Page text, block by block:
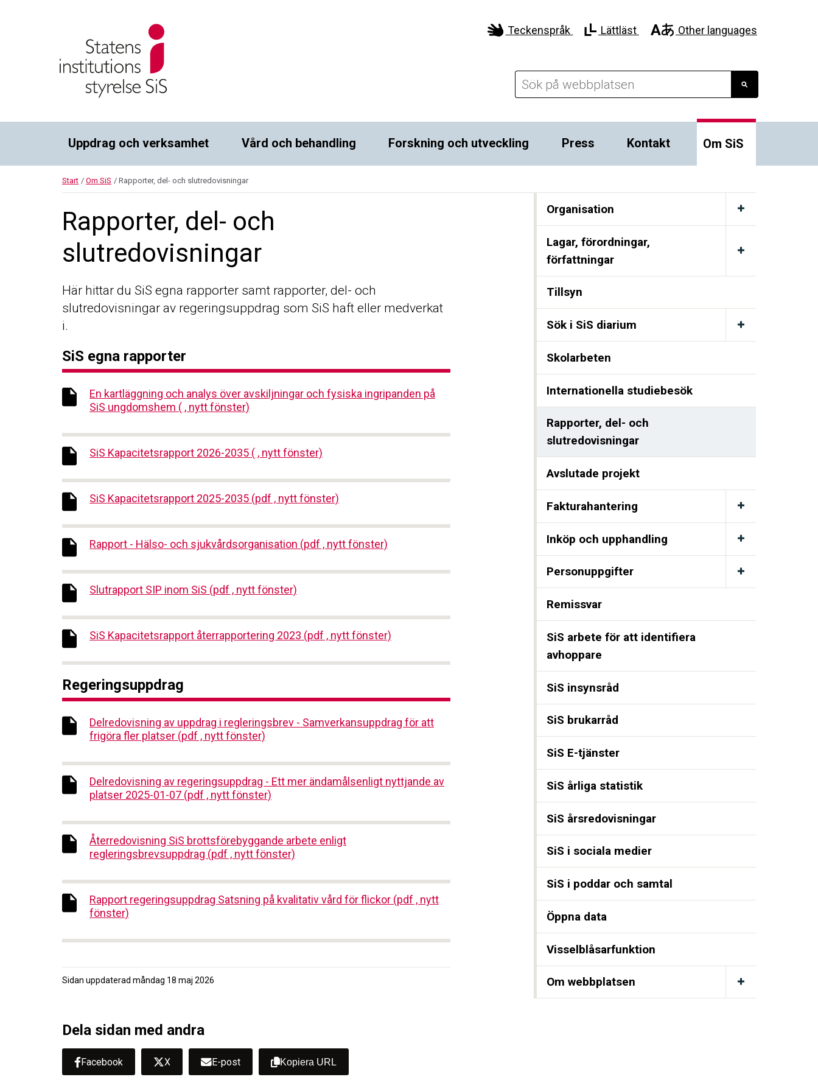
Teckenspråk Lättläst Other languages
Uppdrag och verksamhet Vård och behandling Forskning och utveckling Press Kontakt Om SiS
Start / Om SiS / Rapporter, del- och slutredovisningar
Organisation
Lagar, förordningar,
författningar
Tillsyn
Sök i SiS diarium
Skolarbeten
Internationella studiebesök
Rapporter, del- och
slutredovisningar
Avslutade projekt
Fakturahantering
Inköp och upphandling
Personuppgifter
Remissvar
SiS arbete för att identifiera
avhoppare
SiS insynsråd
SiS brukarråd
SiS E-tjänster
SiS årliga statistik
SiS årsredovisningar
SiS i sociala medier
SiS i poddar och samtal
Öppna data
Visselblåsarfunktion
Om webbplatsen
Rapporter, del- och
slutredovisningar
Här hittar du SiS egna rapporter samt rapporter, del- och
slutredovisningar av regeringsuppdrag som SiS haft eller medverkat
i.
SiS egna rapporter
En kartläggning och analys över avskiljningar och fysiska ingripanden på
SiS ungdomshem ( , nytt fönster)
SiS Kapacitetsrapport 2026-2035 ( , nytt fönster)
SiS Kapacitetsrapport 2025-2035 (pdf , nytt fönster)
Rapport - Hälso- och sjukvårdsorganisation (pdf , nytt fönster)
Slutrapport SIP inom SiS (pdf , nytt fönster)
SiS Kapacitetsrapport återrapportering 2023 (pdf , nytt fönster)
Regeringsuppdrag
Delredovisning av uppdrag i regleringsbrev - Samverkansuppdrag för att
frigöra fler platser (pdf , nytt fönster)
Delredovisning av regeringsuppdrag - Ett mer ändamålsenligt nyttjande av
platser 2025-01-07 (pdf , nytt fönster)
Återredovisning SiS brottsförebyggande arbete enligt
regleringsbrevsuppdrag (pdf , nytt fönster)
Rapport regeringsuppdrag Satsning på kvalitativ vård för flickor (pdf , nytt
fönster)
Sidan uppdaterad måndag 18 maj 2026
Dela sidan med andra
Facebook X E-post Kopiera URL